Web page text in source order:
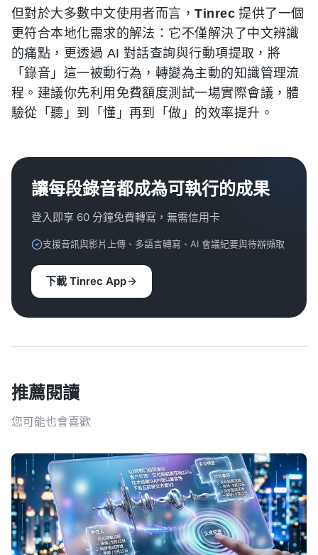
但對於大多數中文使用者而言，Tinrec 提供了一個
更符合本地化需求的解法：它不僅解決了中文辨識
的痛點，更透過 AI 對話查詢與行動項提取，將
「錄音」這一被動行為，轉變為主動的知識管理流
程。建議你先利用免費額度測試一場實際會議，體
驗從「聽」到「懂」再到「做」的效率提升。
讓每段錄音都成為可執行的成果
登入即享 60 分鐘免費轉寫，無需信用卡
支援音訊與影片上傳、多語言轉寫、AI 會議紀要與待辦擷取
下載 Tinrec App
推薦閱讀
您可能也會喜歡